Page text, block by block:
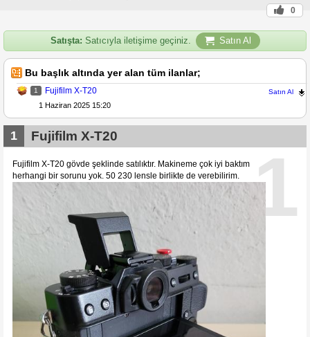
0
Satışta: Satıcıyla iletişime geçiniz. Satın Al
Bu başlık altında yer alan tüm ilanlar;
1 Fujifilm X-T20 Satın Al
1 Haziran 2025 15:20
1
1 Fujifilm X-T20
Fujifilm X-T20 gövde şeklinde satılıktır. Makineme çok iyi baktım
herhangi bir sorunu yok. 50 230 lensle birlikte de verebilirim.